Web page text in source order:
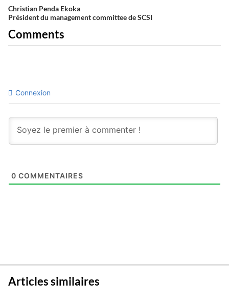
Christian Penda Ekoka
Président du management committee de SCSI
Comments
Connexion
0 COMMENTAIRES
Articles similaires